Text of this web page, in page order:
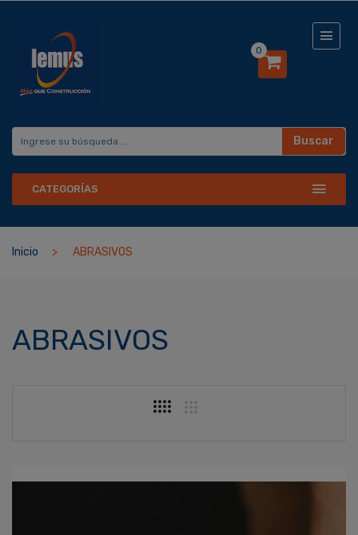
0
Buscar
CATEGORÍAS
Inicio ABRASIVOS
ABRASIVOS